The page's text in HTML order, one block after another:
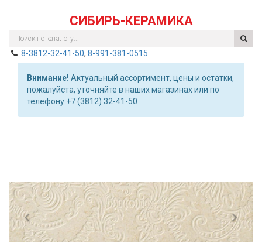
СИБИРЬ-КЕРАМИКА
8-3812-32-41-50, 8-991-381-0515
Внимание! Актуальный ассортимент, цены и остатки,
пожалуйста, уточняйте в наших магазинах или по
телефону +7 (3812) 32-41-50
Previous